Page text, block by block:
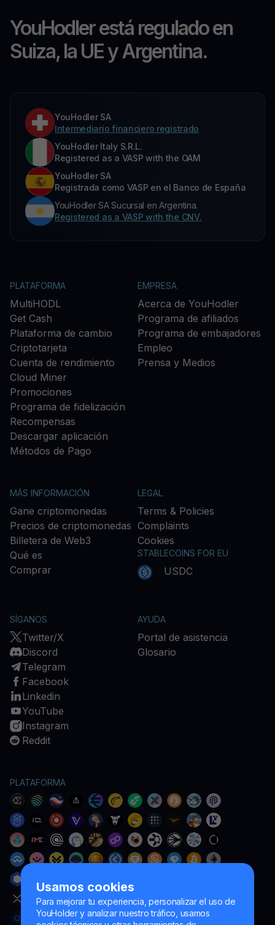
Usamos cookies
Para mejorar tu experiencia, personalizar el uso de
YouHolder y analizar nuestro tráfico, usamos
YouHodler está regulado en
Suiza, la UE y Argentina.
YouHodler SA
Intermediario financiero registrado
YouHodler Italy S.R.L.
Registered as a VASP with the OAM
YouHodler SA
Registrada como VASP en el Banco de España
YouHodler SA Sucursal en Argentina.
Registered as a VASP with the CNV.
PLATAFORMA
MultiHODL
Get Cash
Plataforma de cambio
Criptotarjeta
Cuenta de rendimiento
Cloud Miner
Promociones
Programa de fidelización
Recompensas
Descargar aplicación
Métodos de Pago
EMPRESA
Acerca de YouHodler
Programa de afiliados
Programa de embajadores
Empleo
Prensa y Medios
MÁS INFORMACIÓN
Gane criptomonedas
Precios de criptomonedas
Billetera de Web3
Qué es
Comprar
LEGAL
Terms & Policies
Complaints
Cookies
STABLECOINS FOR EU
USDC
SÍGANOS
Twitter/X
Discord
Telegram
Facebook
Linkedin
YouTube
Instagram
Reddit
AYUDA
Portal de asistencia
Glosario
PLATAFORMA